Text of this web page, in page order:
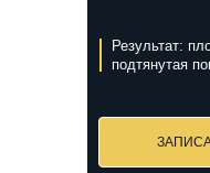
Результат:
подтянутая